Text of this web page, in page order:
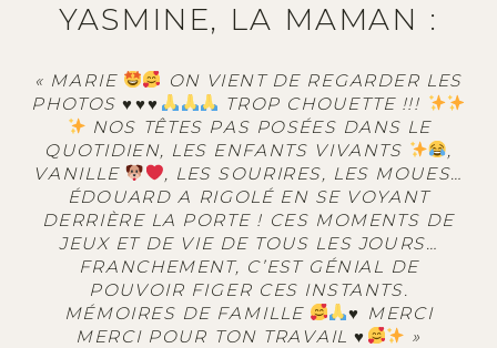
YASMINE, LA MAMAN :
« MARIE
ON VIENT DE REGARDER LES
PHOTOS♥️ ♥️♥️
TROP CHOUETTE !!!
NOS TÊTES PAS POSÉES DANS LE
QUOTIDIEN, LES ENFANTS VIVANTS
VANILLE
, LES SOURIRES, LES MOUES…
ÉDOUARD A RIGOLÉ EN SE VOYANT
DERRIÈRE LA PORTE ! CES MOMENTS DE
JEUX ET DE VIE DE TOUS LES JOURS…
FRANCHEMENT, C’EST GÉNIAL DE
POUVOIR FIGER CES INSTANTS.
MÉMOIRES DE FAMILLE
♥️ MERCI
MERCI POUR TON TRAVAIL♥️ »